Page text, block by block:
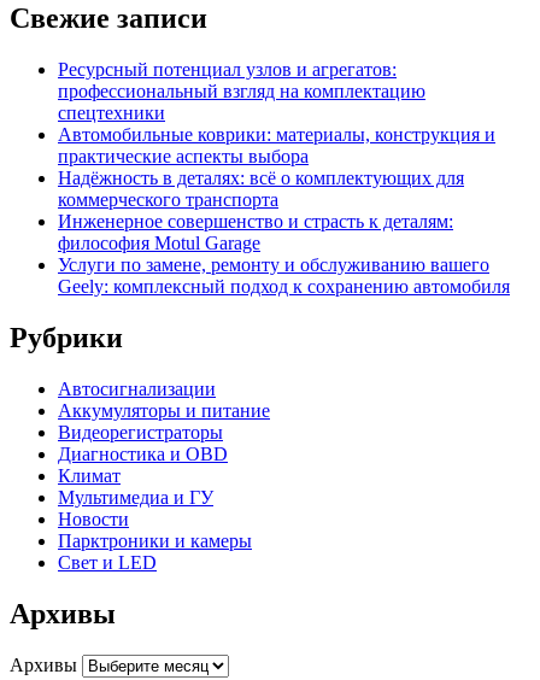
Свежие записи
Ресурсный потенциал узлов и агрегатов:
профессиональный взгляд на комплектацию
спецтехники
Автомобильные коврики: материалы, конструкция и
практические аспекты выбора
Надёжность в деталях: всё о комплектующих для
коммерческого транспорта
Инженерное совершенство и страсть к деталям:
философия Motul Garage
Услуги по замене, ремонту и обслуживанию вашего
Geely: комплексный подход к сохранению автомобиля
Рубрики
Автосигнализации
Аккумуляторы и питание
Видеорегистраторы
Диагностика и OBD
Климат
Мультимедиа и ГУ
Новости
Парктроники и камеры
Свет и LED
Архивы
Архивы